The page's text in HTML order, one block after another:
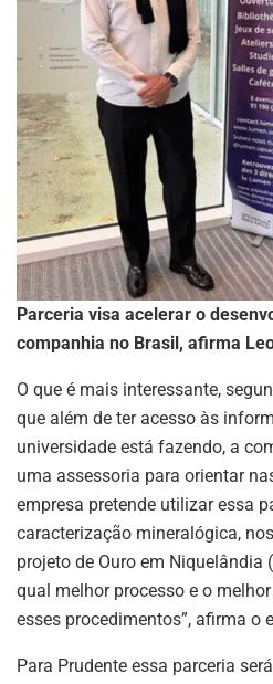
Parceria visa acelerar o
companhia no Brasil, afirma
O que é mais interessante,
que além de ter acesso às
universidade está fazendo, a
uma assessoria para orientar
empresa pretende utilizar essa
caracterização mineralógica,
projeto de Ouro em Niquelândia
qual melhor processo e o
esses procedimentos”, afirma o
Para Prudente essa parceria
ASSINE
notíciase inovações